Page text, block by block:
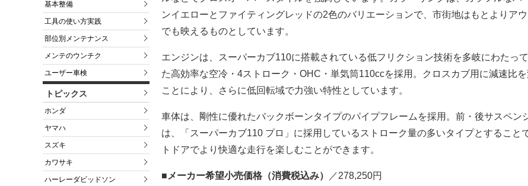
基本整備
工具の使い方実践
部位別メンテナンス
メンテのウンチク
ユーザー車検
トピックス
ホンダ
ヤマハ
スズキ
カワサキ
ハーレーダビッドソン
ンイエローとファイティングレッドの2色のバリエーションで、市街地はもとよりア
でも映えるものとしています。
エンジンは、スーパーカブ110に搭載されている低フリクション技術を多岐にわたっ
た高効率な空冷・4ストローク・OHC・単気筒110ccを採用。クロスカブ用に減速比
ことにより、さらに低回転域で力強い特性としています。
車体は、剛性に優れたバックボーンタイプのパイプフレームを採用。前・後サスペン
は、「スーパーカブ110 プロ」に採用しているストローク量の多いタイプとすること
トドアでより快適な走行を楽しむことができます。
■メーカー希望小売価格（消費税込み）
／278,250円